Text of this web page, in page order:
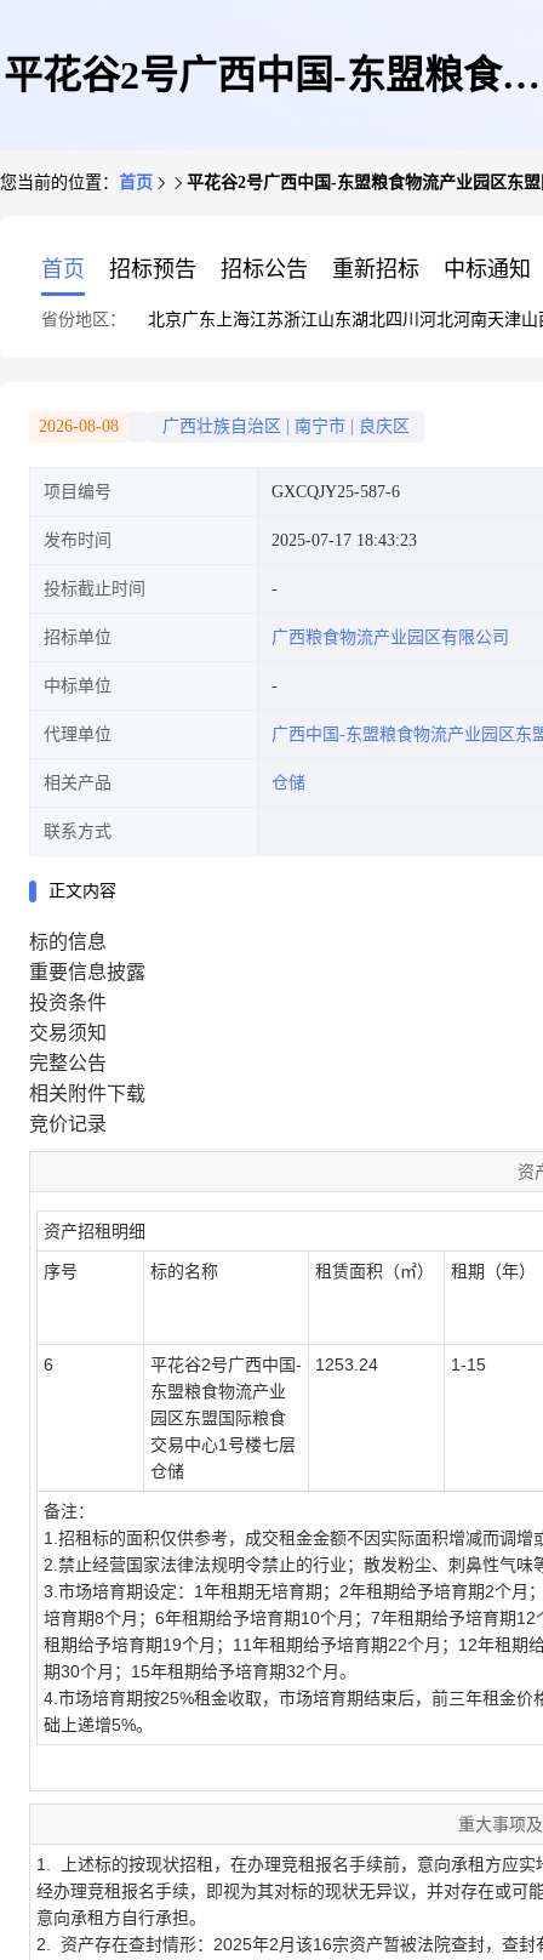
平花谷2号广西中国-东盟粮食物
587-6)
您当前的位置： 首页 平花谷2号广西中国-东盟粮食物流产业园区东
首页 招标预告 招标公告 重新招标 中标通知
省份地区： 北京广东 上海江苏浙江山东湖北四川 河北河南天津山
2026-08-08 广西壮族自治区 南宁市 良庆区
项目编号 GXCQJY25-587-6
发布时间 2025-07-17 18:43:23
投标截止时间
招标单位 广西粮食物流产业园区有限公司
中标单位
代理单位 广西中国-东盟粮食物流产业园区东
相关产品 仓储
联系方式
正文内容
标的信息
重要信息披露
投资条件
交易须知
完整公告
相关附件下载
竞价记录
资
资产招租明细
序号 标的名称 租赁面积（㎡） 租期（年）
6 平花谷2号广西中国-
东盟粮食物流产业
园区东盟国际粮食
交易中心1号楼七层
仓储
1253.24 1-15
备注：
1.招租标的面积仅供参考，成交租金金额不因实际面积增减而调增
2.禁止经营国家法律法规明令禁止的行业；散发粉尘、刺鼻性气
3.市场培育期设定：1年租期无培育期；2年租期给予培育期2个
培育期8个月；6年租期给予培育期10个月；7年租期给予培育期
租期给予培育期19个月；11年租期给予培育期22个月；12年租
期30个月；15年租期给予培育期32个月。
4.市场培育期按25%租金收取，市场培育期结束后，前三年租金
础上递增5%。
重大事项
1. 上述标的按现状招租，在办理竞租报名手续前，意向承租方应
经办理竞租报名手续，即视为其对标的现状无异议，并对存在或
意向承租方自行承担。
2. 资产存在查封情形： 2025年2月该16宗资产暂被法院查封， 查封